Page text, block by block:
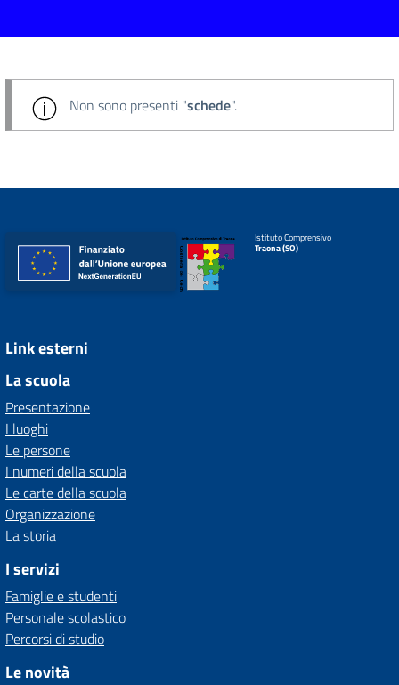
Non sono presenti "schede".
Istituto Comprensivo
Traona (SO)
Link esterni
La scuola
Presentazione
I luoghi
Le persone
I numeri della scuola
Le carte della scuola
Organizzazione
La storia
I servizi
Famiglie e studenti
Personale scolastico
Percorsi di studio
Le novità